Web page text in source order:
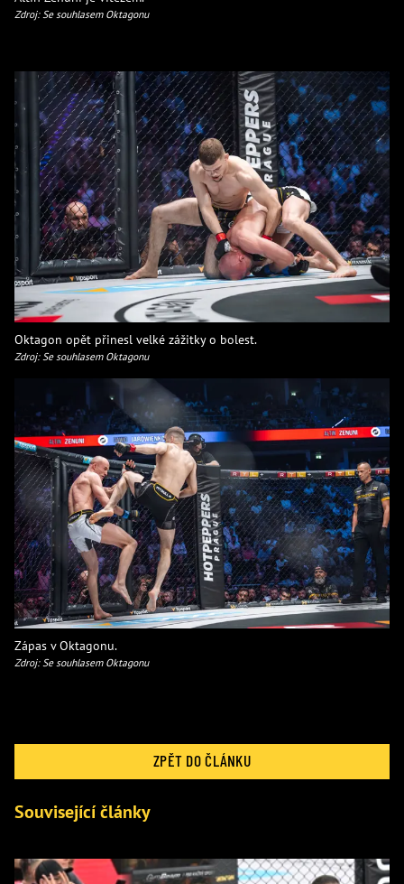
Zdroj: Se souhlasem Oktagonu
Oktagon opět přinesl velké zážitky o bolest.
Zdroj: Se souhlasem Oktagonu
Zápas v Oktagonu.
Zdroj: Se souhlasem Oktagonu
ZPĚT DO ČLÁNKU
Související články